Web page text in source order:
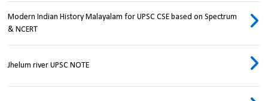
Modern Indian History Malayalam for UPSC CSE based on Spectrum
& NCERT
Jhelum river UPSC NOTE